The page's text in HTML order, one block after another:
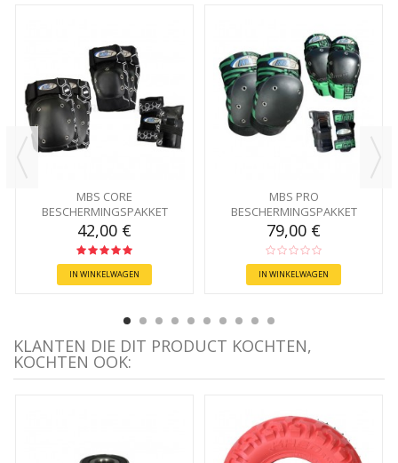
MBS CORE
BESCHERMINGSPAKKET
42,00 €
IN WINKELWAGEN
MBS PRO
BESCHERMINGSPAKKET
79,00 €
IN WINKELWAGEN
KLANTEN DIE DIT PRODUCT KOCHTEN,
KOCHTEN OOK: